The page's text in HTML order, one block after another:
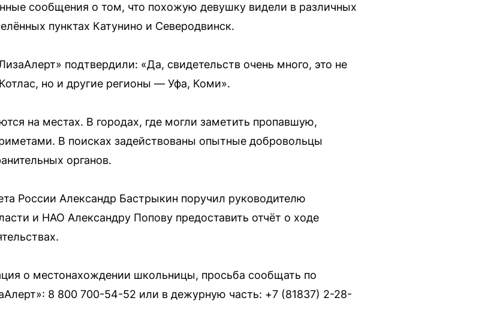
сообщения о том, что похожую девушку видели в различных
пунктах Катунино и Северодвинск.
подтвердили: «Да, свидетельств очень много, это не
но и другие регионы — Уфа, Коми».
на местах. В городах, где могли заметить пропавшую,
В поисках задействованы опытные добровольцы
органов.
России Александр Бастрыкин поручил руководителю
и НАО Александру Попову предоставить отчёт о ходе
о местонахождении школьницы, просьба сообщать по
8 800 700-54-52 или в дежурную часть: +7 (81837) 2-28-